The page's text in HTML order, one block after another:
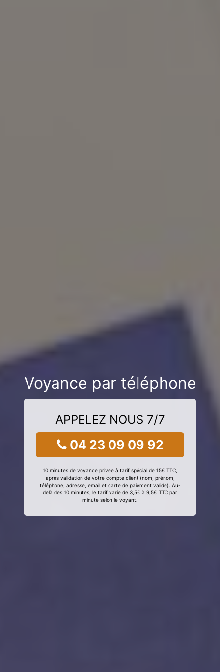
Voyance par téléphone
APPELEZ NOUS 7/7
04 23 09 09 92
10 minutes de voyance privée à tarif spécial de 15€ TTC,
après validation de votre compte client (nom, prénom,
téléphone, adresse, email et carte de paiement valide). Au-
delà des 10 minutes, le tarif varie de 3,5€ à 9,5€ TTC par
minute selon le voyant.